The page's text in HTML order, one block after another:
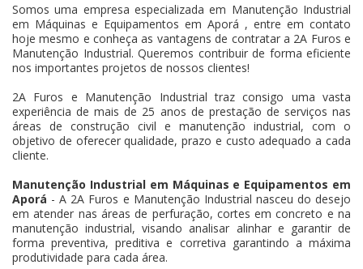
Somos uma empresa especializada em Manutenção Industrial
em Máquinas e Equipamentos em Aporá , entre em contato
hoje mesmo e conheça as vantagens de contratar a 2A Furos e
Manutenção Industrial. Queremos contribuir de forma eficiente
nos importantes projetos de nossos clientes!
2A Furos e Manutenção Industrial traz consigo uma vasta
experiência de mais de 25 anos de prestação de serviços nas
áreas de construção civil e manutenção industrial, com o
objetivo de oferecer qualidade, prazo e custo adequado a cada
cliente.
Manutenção Industrial em Máquinas e Equipamentos em
Aporá - A 2A Furos e Manutenção Industrial nasceu do desejo
em atender nas áreas de perfuração, cortes em concreto e na
manutenção industrial, visando analisar alinhar e garantir de
forma preventiva, preditiva e corretiva garantindo a máxima
produtividade para cada área.